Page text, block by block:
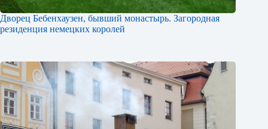
Дворец Бебенхаузен, бывший монастырь. Загородная
резиденция немецких королей